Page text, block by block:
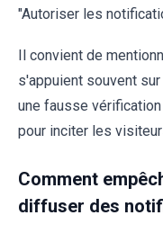
"Autoriser les
Il convient de
s'appuient souvent
une fausse vérification
pour inciter les
Comment
diffuser des